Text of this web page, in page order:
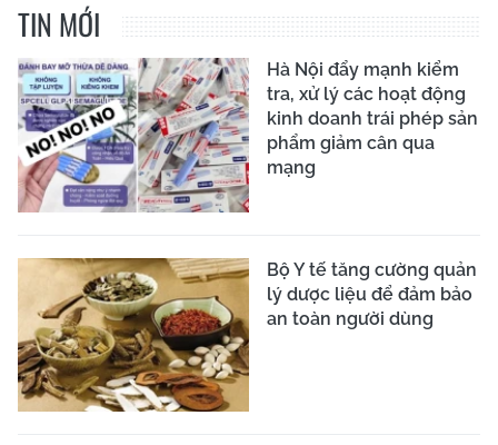
TIN MỚI
Hà Nội đẩy mạnh kiểm
tra, xử lý các hoạt động
kinh doanh trái phép sản
phẩm giảm cân qua
mạng
Bộ Y tế tăng cường quản
lý dược liệu để đảm bảo
an toàn người dùng